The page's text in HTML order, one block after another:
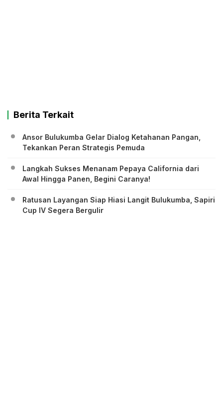
Berita Terkait
Ansor Bulukumba Gelar Dialog Ketahanan Pangan,
Tekankan Peran Strategis Pemuda
Langkah Sukses Menanam Pepaya California dari
Awal Hingga Panen, Begini Caranya!
Ratusan Layangan Siap Hiasi Langit Bulukumba, Sapiri
Cup IV Segera Bergulir